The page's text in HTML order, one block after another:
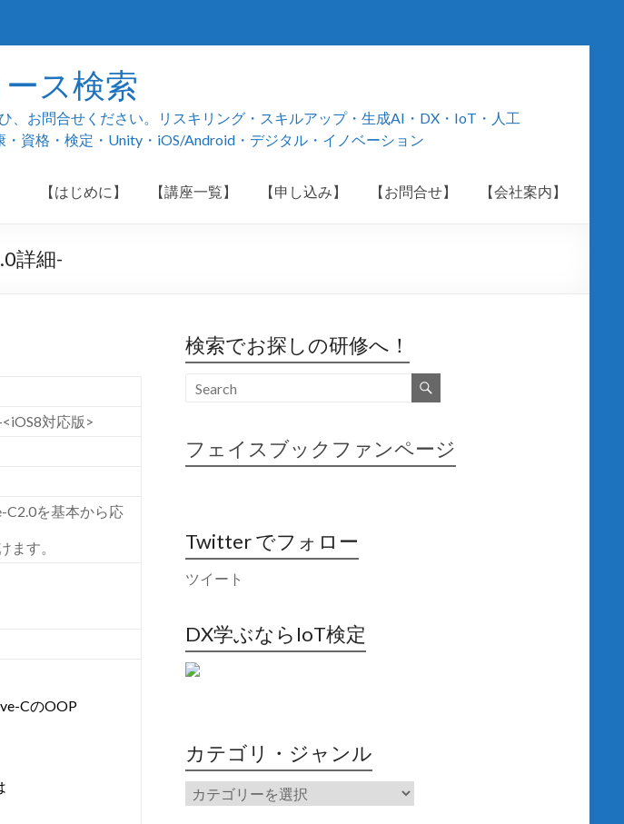
ス検索
お問合せください。リスキリング・スキルアップ・生成AI・DX・IoT・人工
資格・検定・Unity・iOS/Android・デジタル・イノベーション
【はじめに】 【講座一覧】 【申し込み】 【お問合せ】 【会社案内】
詳細-
対応版>
C2.0を基本から応
ます。
CのOOP
検索でお探しの研修へ！
フェイスブックファンページ
Twitter でフォロー
ツイート
DX学ぶならIoT検定
カテゴリ・ジャンル